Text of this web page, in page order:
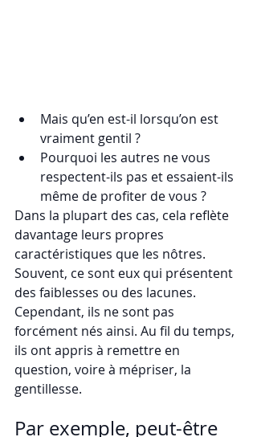
Mais qu’en est-il lorsqu’on est
vraiment gentil ?
Pourquoi les autres ne vous
respectent-ils pas et essaient-ils
même de profiter de vous ?
Dans la plupart des cas, cela reflète
davantage leurs propres
caractéristiques que les nôtres.
Souvent, ce sont eux qui présentent
des faiblesses ou des lacunes.
Cependant, ils ne sont pas
forcément nés ainsi. Au fil du temps,
ils ont appris à remettre en
question, voire à mépriser, la
gentillesse.
Par exemple, peut-être